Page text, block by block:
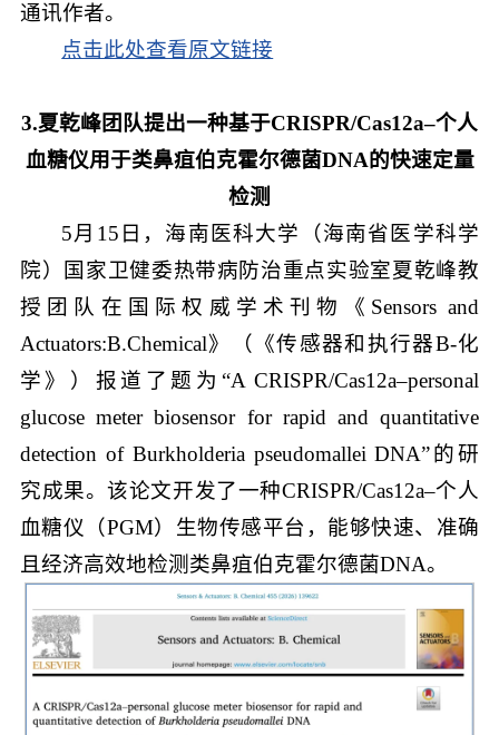
通讯作者。
点击此处查看原文链接
3.夏乾峰团队提出一种基于CRISPR/Cas12a–个人
血糖仪用于类鼻疽伯克霍尔德菌DNA的快速定量
检测
5月15日，海南医科大学（海南省医学科学
院）国家卫健委热带病防治重点实验室夏乾峰教
授团队在国际权威学术刊物《Sensors and
Actuators:B.Chemical》（《传感器和执行器B-化
学》）报道了题为“A CRISPR/Cas12a–personal
glucose meter biosensor for rapid and quantitative
detection of Burkholderia pseudomallei DNA”的研
究成果。该论文开发了一种CRISPR/Cas12a–个人
血糖仪（PGM）生物传感平台，能够快速、准确
且经济高效地检测类鼻疽伯克霍尔德菌DNA。